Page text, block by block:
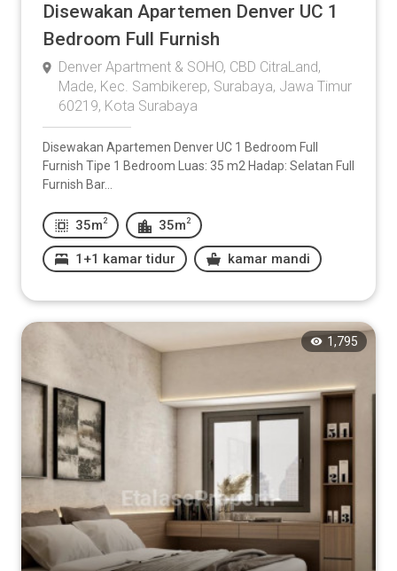
Disewakan Apartemen Denver UC 1
Bedroom Full Furnish
Denver Apartment & SOHO, CBD CitraLand,
Made, Kec. Sambikerep, Surabaya, Jawa Timur
60219, Kota Surabaya
Disewakan Apartemen Denver UC 1 Bedroom Full
Furnish Tipe 1 Bedroom Luas: 35 m2 Hadap: Selatan Full
Furnish Bar...
35m 2 35m 2
1+1 kamar tidur kamar mandi
1,795